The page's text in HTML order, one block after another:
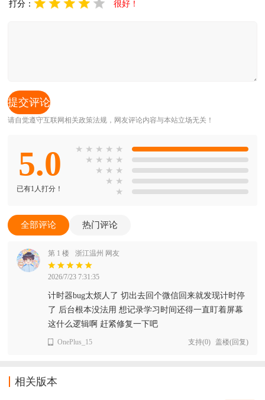
打分： 很好！
请自觉遵守互联网相关政策法规，网友评论内容与本站立场无关！
5.0
已有1人打分！
★ ★ ★ ★ ★
★ ★ ★ ★
★ ★ ★
★ ★
★
全部评论 热门评论
第 1 楼 浙江温州 网友
2026/7/23 7:31:35
计时器bug太烦人了 切出去回个微信回来就发现计时停
了 后台根本没法用 想记录学习时间还得一直盯着屏幕
这什么逻辑啊 赶紧修复一下吧
OnePlus_15 支持(0) 盖楼(回复)
相关版本